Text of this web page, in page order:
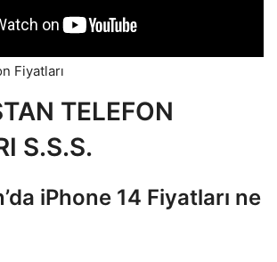
Fiyatları
TELEFON
S.S.S.
iPhone 14 Fiyatları ne